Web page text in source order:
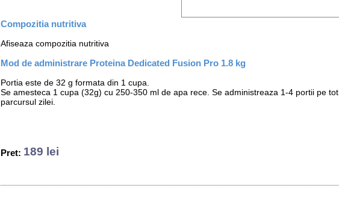
Compozitia nutritiva
Afiseaza compozitia nutritiva
Mod de administrare Proteina Dedicated Fusion Pro 1.8 kg
Portia este de 32 g formata din 1 cupa.
Se amesteca 1 cupa (32g) cu 250-350 ml de apa rece. Se administreaza 1-4 portii pe tot
parcursul zilei.
Pret: 189 lei